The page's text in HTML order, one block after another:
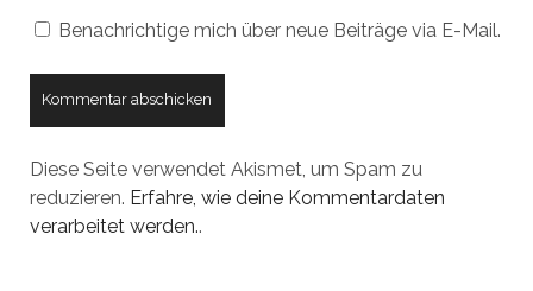
Benachrichtige mich über neue Beiträge via E-Mail.
Diese Seite verwendet Akismet, um Spam zu
reduzieren. Erfahre, wie deine Kommentardaten
verarbeitet werden..